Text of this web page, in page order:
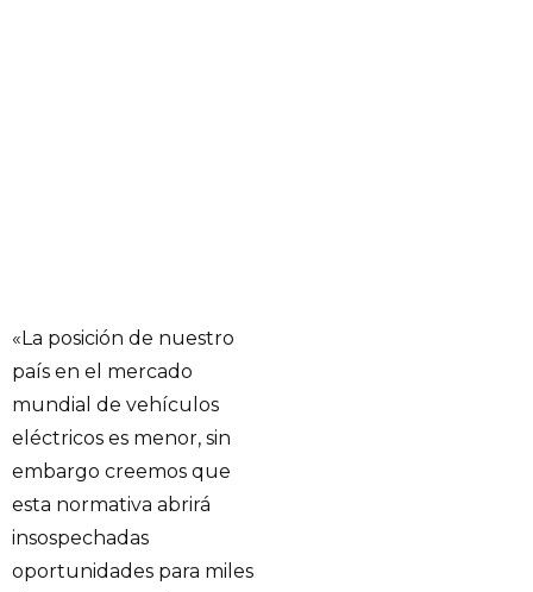
«La posición de nuestro
país en el mercado
mundial de vehículos
eléctricos es menor, sin
embargo creemos que
esta normativa abrirá
insospechadas
oportunidades para miles